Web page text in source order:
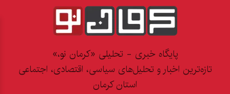
پایگاه خبری - تحلیلی «کرمان نو،»
تازه‌ترین اخبار و تحلیل‌های سیاسی، اقتصادی، اجتماعی
استان کرمان